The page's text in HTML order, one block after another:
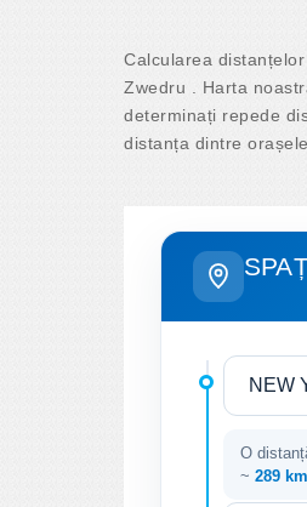
Calcularea distanțelor
Zwedru . Harta
determinați repede
distanța dintre
O
~ 289 km